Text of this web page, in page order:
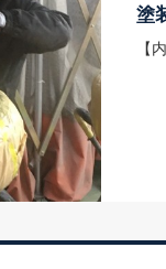
塗
【